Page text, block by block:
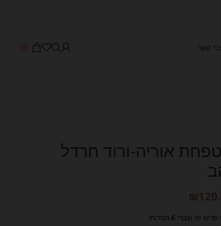
קשר
אוריה-ורוד חרדל
₪
פריט זה וצברי 6 נקודות!